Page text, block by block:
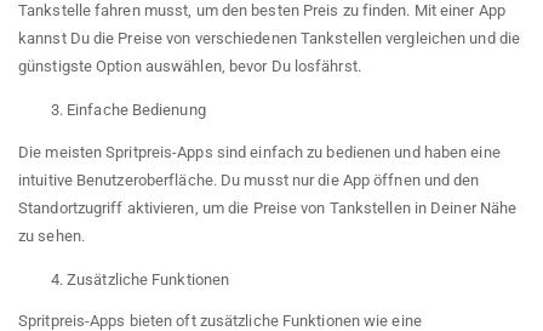
Tankstelle fahren musst, um den besten Preis zu finden. Mit einer App
kannst Du die Preise von verschiedenen Tankstellen vergleichen und die
günstigste Option auswählen, bevor Du losfährst.
Einfache Bedienung
Die meisten Spritpreis-Apps sind einfach zu bedienen und haben eine
intuitive Benutzeroberfläche. Du musst nur die App öffnen und den
Standortzugriff aktivieren, um die Preise von Tankstellen in Deiner Nähe
zu sehen.
Zusätzliche Funktionen
Spritpreis-Apps bieten oft zusätzliche Funktionen wie eine